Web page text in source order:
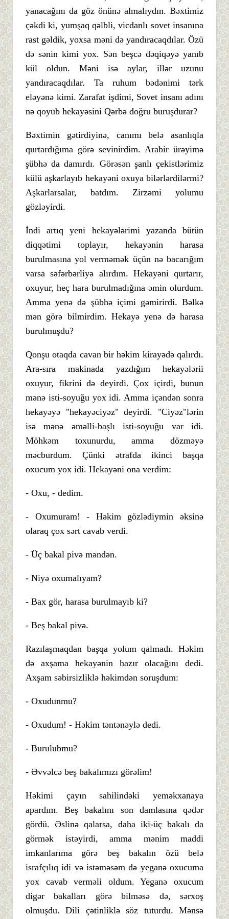
yanacağını da göz önünə almalıydın. Bəxtimiz
çəkdi ki, yumşaq qəlbli, vicdanlı sovet insanına
rast gəldik, yoxsa məni də yandıracaqdılar. Özü
də sənin kimi yox. Sən beşcə dəqiqəyə yanıb
kül oldun. Məni isə aylar, illər uzunu
yandıracaqdılar. Ta ruhum bədənimi tərk
eləyənə kimi. Zarafat işdimi, Sovet insanı adını
nə qoyub hekayəsini Qərbə doğru buruşdurar?
Bəxtimin gətirdiyinə, canımı belə asanlıqla
qurtardığıma görə sevinirdim. Arabir ürəyimə
şübhə da damırdı. Görəsən şanlı çekistlərimiz
külü aşkarlayıb hekayəni oxuya bilərlərdilərmi?
Aşkarlarsalar, batdım. Zirzəmi yolumu
gözləyirdi.
İndi artıq yeni hekayələrimi yazanda bütün
diqqətimi toplayır, hekayənin harasa
burulmasına yol verməmək üçün nə bacarığım
varsa səfərbərliyə alırdım. Hekayəni qurtarır,
oxuyur, heç hara burulmadığına əmin olurdum.
Amma yenə də şübhə içimi gəmirirdi. Bəlkə
mən görə bilmirdim. Hekayə yenə də harasa
burulmuşdu?
Qonşu otaqda cavan bir həkim kirayədə qalırdı.
Ara-sıra makinada yazdığım hekayələrii
oxuyur, fikrini də deyirdi. Çox içirdi, bunun
mənə isti-soyuğu yox idi. Amma içəndən sonra
hekayəyə "hekayəciyəz" deyirdi. "Ciyəz"lərin
isə mənə əməlli-başlı isti-soyuğu var idi.
Möhkəm toxunurdu, amma dözməyə
məcburdum. Çünki ətrafda ikinci başqa
oxucum yox idi. Hekayəni ona verdim:
- Oxu, - dedim.
- Oxumuram! - Həkim gözlədiymin əksinə
olaraq çox sərt cavab verdi.
- Üç bakal pivə məndən.
- Niyə oxumalıyam?
- Bax gör, harasa burulmayıb ki?
- Beş bakal pivə.
Razılaşmaqdan başqa yolum qalmadı. Həkim
də axşama hekayənin hazır olacağını dedi.
Axşam səbirsizliklə həkimdən soruşdum:
- Oxudunmu?
- Oxudum! - Həkim təntənəylə dedi.
- Burulubmu?
- Əvvəlcə beş bakalımızı görəlim!
Həkimi çayın sahilindəki yeməkxanaya
apardım. Beş bakalını son damlasına qədər
gördü. Əslinə qalarsa, daha iki-üç bakalı da
görmək istəyirdi, amma mənim maddi
imkanlarıma görə beş bakalın özü belə
israfçılıq idi və istəməsəm də yeganə oxucuma
yox cavab verməli oldum. Yeganə oxucum
digər bakalları görə bilməsə də, sərxoş
olmuşdu. Dili çətinliklə söz tuturdu. Mənsə